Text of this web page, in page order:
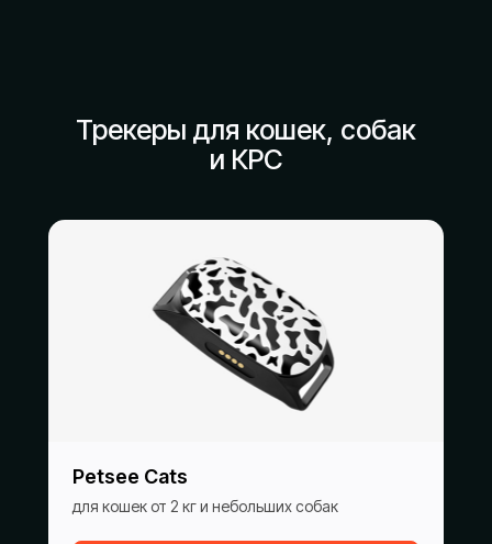
Трекеры для кошек, собак
и КРС
Petsee Сats
для кошек от 2 кг и небольших собак